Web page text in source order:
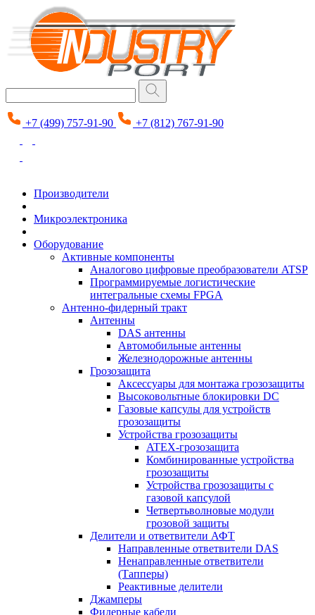
+7 (499) 757-91-90 +7 (812) 767-91-90
Производители
Микроэлектроника
Оборудование
Активные компоненты
Аналогово цифровые преобразователи ATSP
Программируемые логистические
интегральные схемы FPGA
Антенно-фидерный тракт
Антенны
DAS антенны
Автомобильные антенны
Железнодорожные антенны
Грозозащита
Аксессуары для монтажа грозозащиты
Высоковольтные блокировки DC
Газовые капсулы для устройств
грозозащиты
Устройства грозозащиты
ATEX-грозозащита
Комбинированные устройства
грозозащиты
Устройства грозозащиты с
газовой капсулой
Четвертьволновые модули
грозовой защиты
Делители и ответвители АФТ
Направленные ответвители DAS
Ненаправленные ответвители
(Тапперы)
Реактивные делители
Джамперы
Фидерные кабели